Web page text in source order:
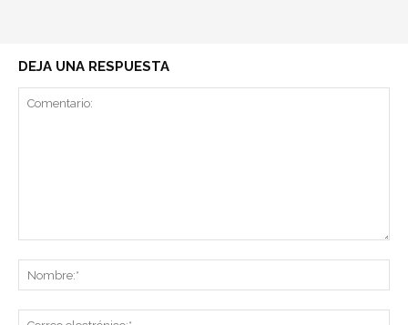
DEJA UNA RESPUESTA